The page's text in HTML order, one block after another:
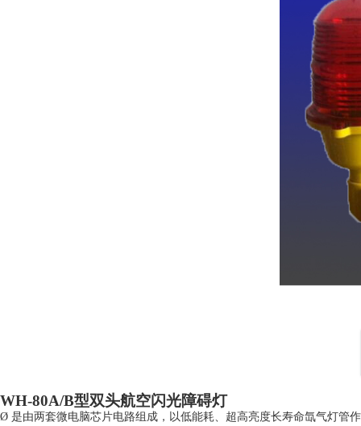
WH-80A/B型双头航空闪光障碍灯
Ø 是由两套微电脑芯片电路组成，以低能耗、超高亮度长寿命氙气灯管